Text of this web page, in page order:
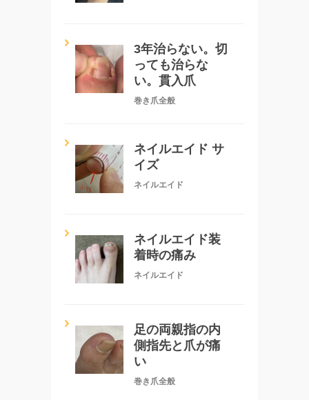
3年治らない。切
っても治らな
い。貫入爪
巻き爪全般
ネイルエイド サ
イズ
ネイルエイド
ネイルエイド装
着時の痛み
ネイルエイド
足の両親指の内
側指先と爪が痛
い
巻き爪全般